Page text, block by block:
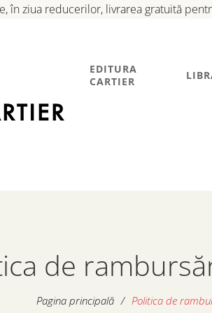
în ziua reducerilor, livrarea gratuită
EDITURA
CARTIER
de
Pagina principală / Politica de